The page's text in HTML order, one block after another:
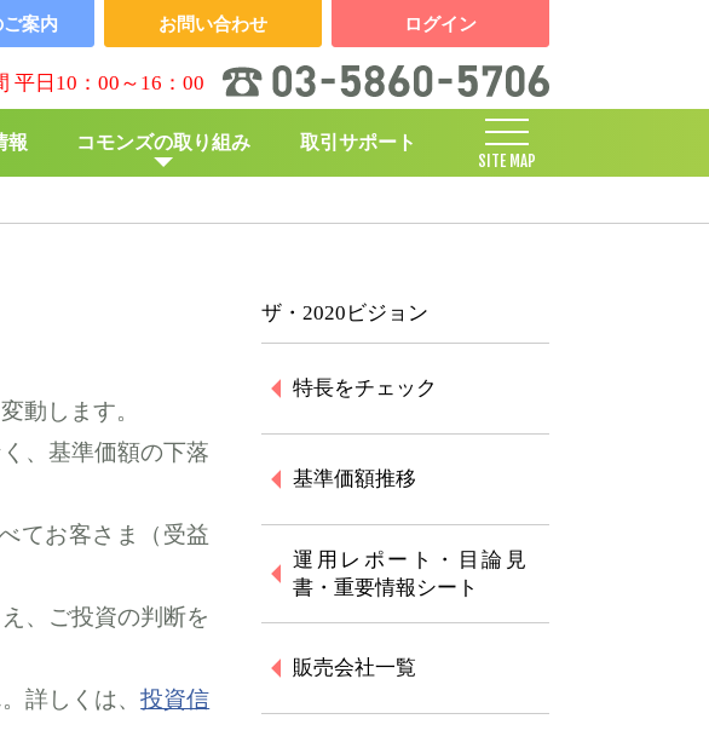
報 コモンズの取り組み 取引サポート
SITE MAP
ご案内 お問い合わせ ログイン
平日10：00～16：00
動します。
、基準価額の下落
てお客さま（受益
、ご投資の判断を
詳しくは、投資信
ザ・2020ビジョン
特長をチェック
基準価額推移
運用レポート・目論見
書・重要情報シート
販売会社一覧